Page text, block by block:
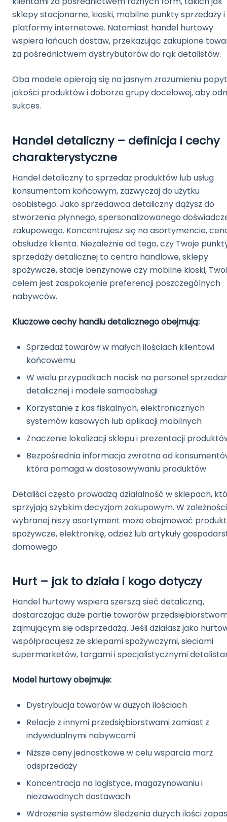
sklepy stacjonarne, kioski, mobilne punkty sprzedaży i
platformy internetowe. Natomiast handel hurtowy
wspiera łańcuch dostaw, przekazując zakupione
za pośrednictwem dystrybutorów do rąk detalistów.
Oba modele opierają się na jasnym zrozumieniu
jakości produktów i doborze grupy docelowej, aby
sukces.
Handel detaliczny – definicja i cechy
charakterystyczne
Handel detaliczny to sprzedaż produktów lub usług
konsumentom końcowym, zazwyczaj do użytku
osobistego. Jako sprzedawca detaliczny dążysz do
stworzenia płynnego, spersonalizowanego
zakupowego. Koncentrujesz się na asortymencie,
obsłudze klienta. Niezależnie od tego, czy Twoje
sprzedaży detalicznej to centra handlowe, sklepy
spożywcze, stacje benzynowe czy mobilne kioski,
celem jest zaspokojenie preferencji poszczególnych
nabywców.
Kluczowe cechy handlu detalicznego obejmują:
Sprzedaż towarów w małych ilościach klientowi
końcowemu
W wielu przypadkach nacisk na personel
detalicznej i modele samoobsługi
Korzystanie z kas fiskalnych, elektronicznych
systemów kasowych lub aplikacji mobilnych
Znaczenie lokalizacji sklepu i prezentacji
Bezpośrednia informacja zwrotna od
która pomaga w dostosowywaniu produktów
Detaliści często prowadzą działalność w sklepach,
sprzyjają szybkim decyzjom zakupowym. W
wybranej niszy asortyment może obejmować
spożywcze, elektronikę, odzież lub artykuły
domowego.
Hurt – jak to działa i kogo dotyczy
Handel hurtowy wspiera szerszą sieć detaliczną,
dostarczając duże partie towarów
zajmującym się odsprzedażą. Jeśli działasz jako
współpracujesz ze sklepami spożywczymi, sieciami
supermarketów, targami i specjalistycznymi
Model hurtowy obejmuje:
Dystrybucja towarów w dużych ilościach
Relacje z innymi przedsiębiorstwami zamiast z
indywidualnymi nabywcami
Niższe ceny jednostkowe w celu wsparcia marż
odsprzedaży
Koncentracja na logistyce, magazynowaniu i
niezawodnych dostawach
Wdrożenie systemów śledzenia dużych ilości